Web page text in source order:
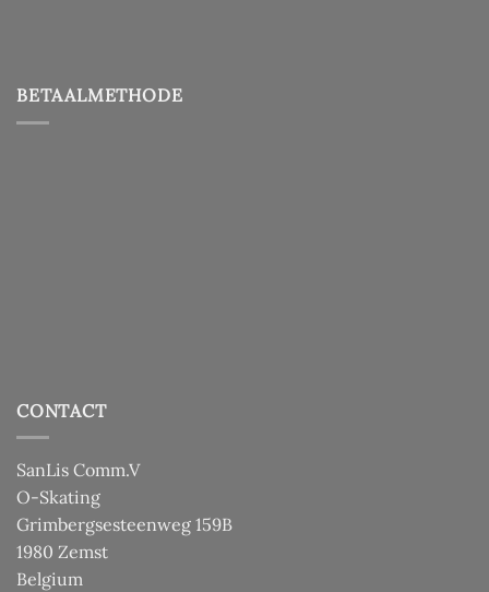
BETAALMETHODE
CONTACT
SanLis Comm.V
O-Skating
Grimbergsesteenweg 159B
1980 Zemst
Belgium